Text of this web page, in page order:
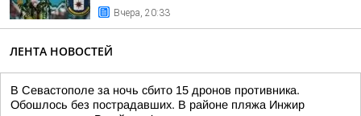
Вчера, 20:33
ЛЕНТА НОВОСТЕЙ
В Севастополе за ночь сбито 15 дронов противника.
Обошлось без пострадавших. В районе пляжа Инжир